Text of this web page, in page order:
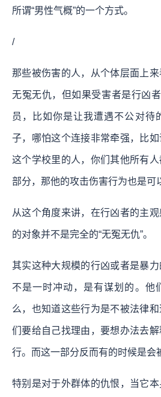
所谓“男性气概”的一个方式。
/
那些被伤害的人，从个体层面上
无冤无仇，但如果受害者是行凶
员，比如你是让我遭遇不公对待
子，哪怕这个连接非常牵强，比
这个学校里的人，你们其他所有
部分，那他的攻击伤害行为也是可
从这个角度来讲，在行凶者的主
的对象并不是完全的“无冤无仇”。
其实这种大规模的行凶或者是暴
不是一时冲动，是有谋划的。他
么，也知道这些行为是不被法律
们要给自己找理由，要想办法去
行。而这一部分反而有的时候是会
特别是对于外群体的仇恨，当它